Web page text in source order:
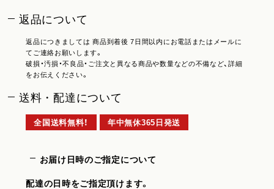
返品について
返品につきましては 商品到着後 7日間以内にお電話またはメールに
てご連絡お願いします。
破損・汚損・不良品・ご注文と異なる商品や数量などの不備など、詳細
をお伝えください。
送料・配達について
全国送料無料！ 年中無休365日発送
お届け日時のご指定について
配達の日時をご指定頂けます。